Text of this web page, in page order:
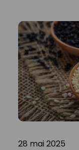
28 mai 2025